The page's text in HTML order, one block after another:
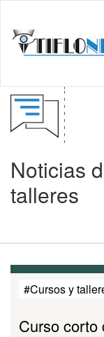
contenido
principal
Tiflonexos
principal
Noticias
talleres
#Cursos y
Curso corto